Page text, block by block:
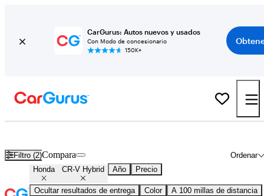
CarGurus: Autos nuevos y usados
Con Modo de concesionario
150K+
Filtro (2) Ordenar
Compara
Honda CR-V Hybrid Año Precio
Ocultar resultados de entrega Color
A 100 millas de distancia